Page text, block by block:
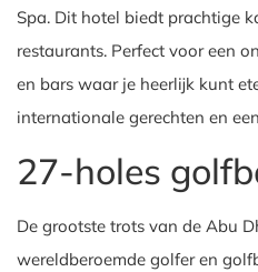
Spa. Dit hotel biedt prachtige
restaurants. Perfect voor een
en bars waar je heerlijk kunt
internationale gerechten en
27-holes
De grootste trots van de Abu
wereldberoemde golfer en